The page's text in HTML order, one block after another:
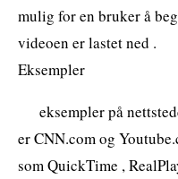
mulig for en bruker å
videoen er lastet ned .
Eksempler
eksempler på
er CNN.com og
som QuickTime ,